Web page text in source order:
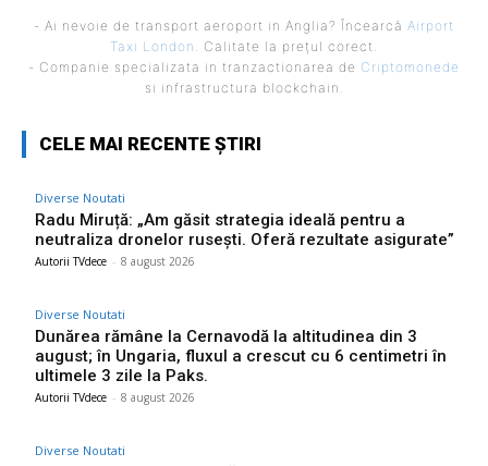
- Ai nevoie de transport aeroport in Anglia? Încearcă Airport
Taxi London
. Calitate la prețul corect.
- Companie specializata in tranzactionarea de Criptomonede
si infrastructura blockchain.
CELE MAI RECENTE ȘTIRI
Diverse Noutati
Radu Miruță: „Am găsit strategia ideală pentru a
neutraliza dronelor rusești. Oferă rezultate asigurate”
Autorii TVdece - 8 august 2026
Diverse Noutati
Dunărea rămâne la Cernavodă la altitudinea din 3
august; în Ungaria, fluxul a crescut cu 6 centimetri în
ultimele 3 zile la Paks.
Autorii TVdece - 8 august 2026
Diverse Noutati